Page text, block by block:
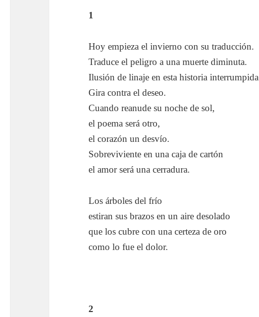
1
Hoy empieza el invierno con su traducción.
Traduce el peligro a una muerte diminuta.
Ilusión de linaje en esta historia
Gira contra el deseo.
Cuando reanude su noche de sol,
el poema será otro,
el corazón un desvío.
Sobreviviente en una caja de cartón
el amor será una cerradura.
Los árboles del frío
estiran sus brazos en un aire desolado
que los cubre con una certeza de oro
como lo fue el dolor.
2